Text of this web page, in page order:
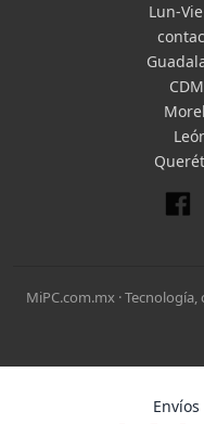
Lun-
MiPC.com.mx ·